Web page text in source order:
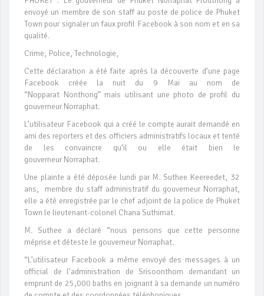
envoyé un membre de son staff au poste de police de Phuket
Town pour signaler un faux profil Facebook à son nom et en sa
qualité.
Crime, Police, Technologie,
Cette déclaration a été faite après la découverte d’une page
Facebook créée la nuit du 9 Mai au nom de
“Nopparat Nonthong” mais utilisant une photo de profil du
gouverneur Norraphat.
L’utilisateur Facebook qui a créé le compte aurait demandé en
ami des reporters et des officiers administratifs locaux et tenté
de les convaincre qu’il ou elle était bien le
gouverneur Norraphat.
Une plainte a été déposée lundi par M. Suthee Keereedet, 32
ans, membre du staff administratif du gouverneur Norraphat,
elle a été enregistrée par le chef adjoint de la police de Phuket
Town le lieutenant-colonel Chana Suthimat.
M. Suthee a déclaré “nous pensons que cette personne
méprise et déteste le gouverneur Norraphat.
“L’utilisateur Facebook a même envoyé des messages à un
official de l’administration de Srisoonthorn demandant un
emprunt de 25,000 baths en joignant à sa demande un numéro